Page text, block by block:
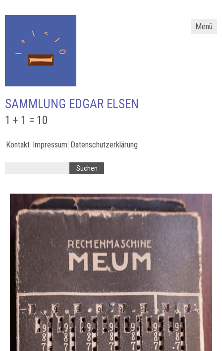
Menü
SAMMLUNG EDGAR ELSEN
1 + 1 = 10
Kontakt Impressum Datenschutzerklärung